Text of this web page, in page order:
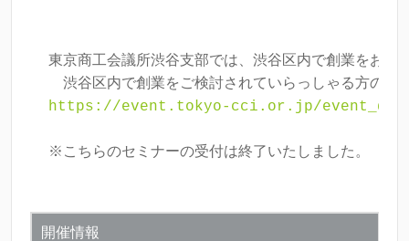
o
k
東京商工会議所渋谷支部では、渋谷区内で創業をお
https://event.tokyo-cci.or.jp/
※こちらのセミナーの受付は終了いたしました。
開催情報